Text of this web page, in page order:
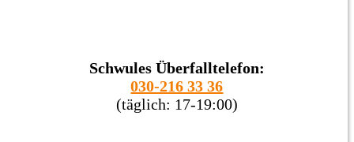
Schwules Überfalltelefon:
030-216 33 36
(täglich: 17-19:00)